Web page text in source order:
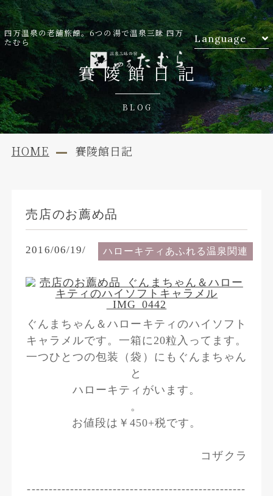
四万温泉の老舗旅館。6つの湯で温泉三昧 四万
たむら
Language
賽陵館日記
BLOG
HOME 賽陵館日記
売店のお薦め品
2016/06/19/ ハローキティあふれる温泉関連
ぐんまちゃん＆ハローキティのハイソフト
キャラメルです。一箱に20粒入ってます。
一つひとつの包装（袋）にもぐんまちゃん
と
ハローキティがいます。
。
お値段は￥450+税です。
コザクラ
---------------------------------------------------